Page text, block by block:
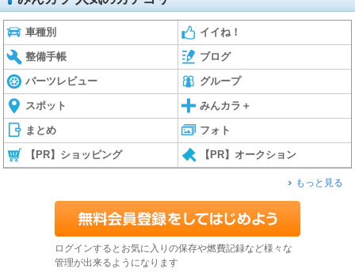
車種別 イイね！
整備手帳 ブログ
パーツレビュー グループ
スポット みんカラ＋
まとめ フォト
【PR】ショッピング 【PR】オークション
もっと見る
ログインするとお気に入りの保存や燃費記録など様々な
管理が出来るようになります